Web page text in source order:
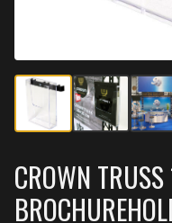
CROWN